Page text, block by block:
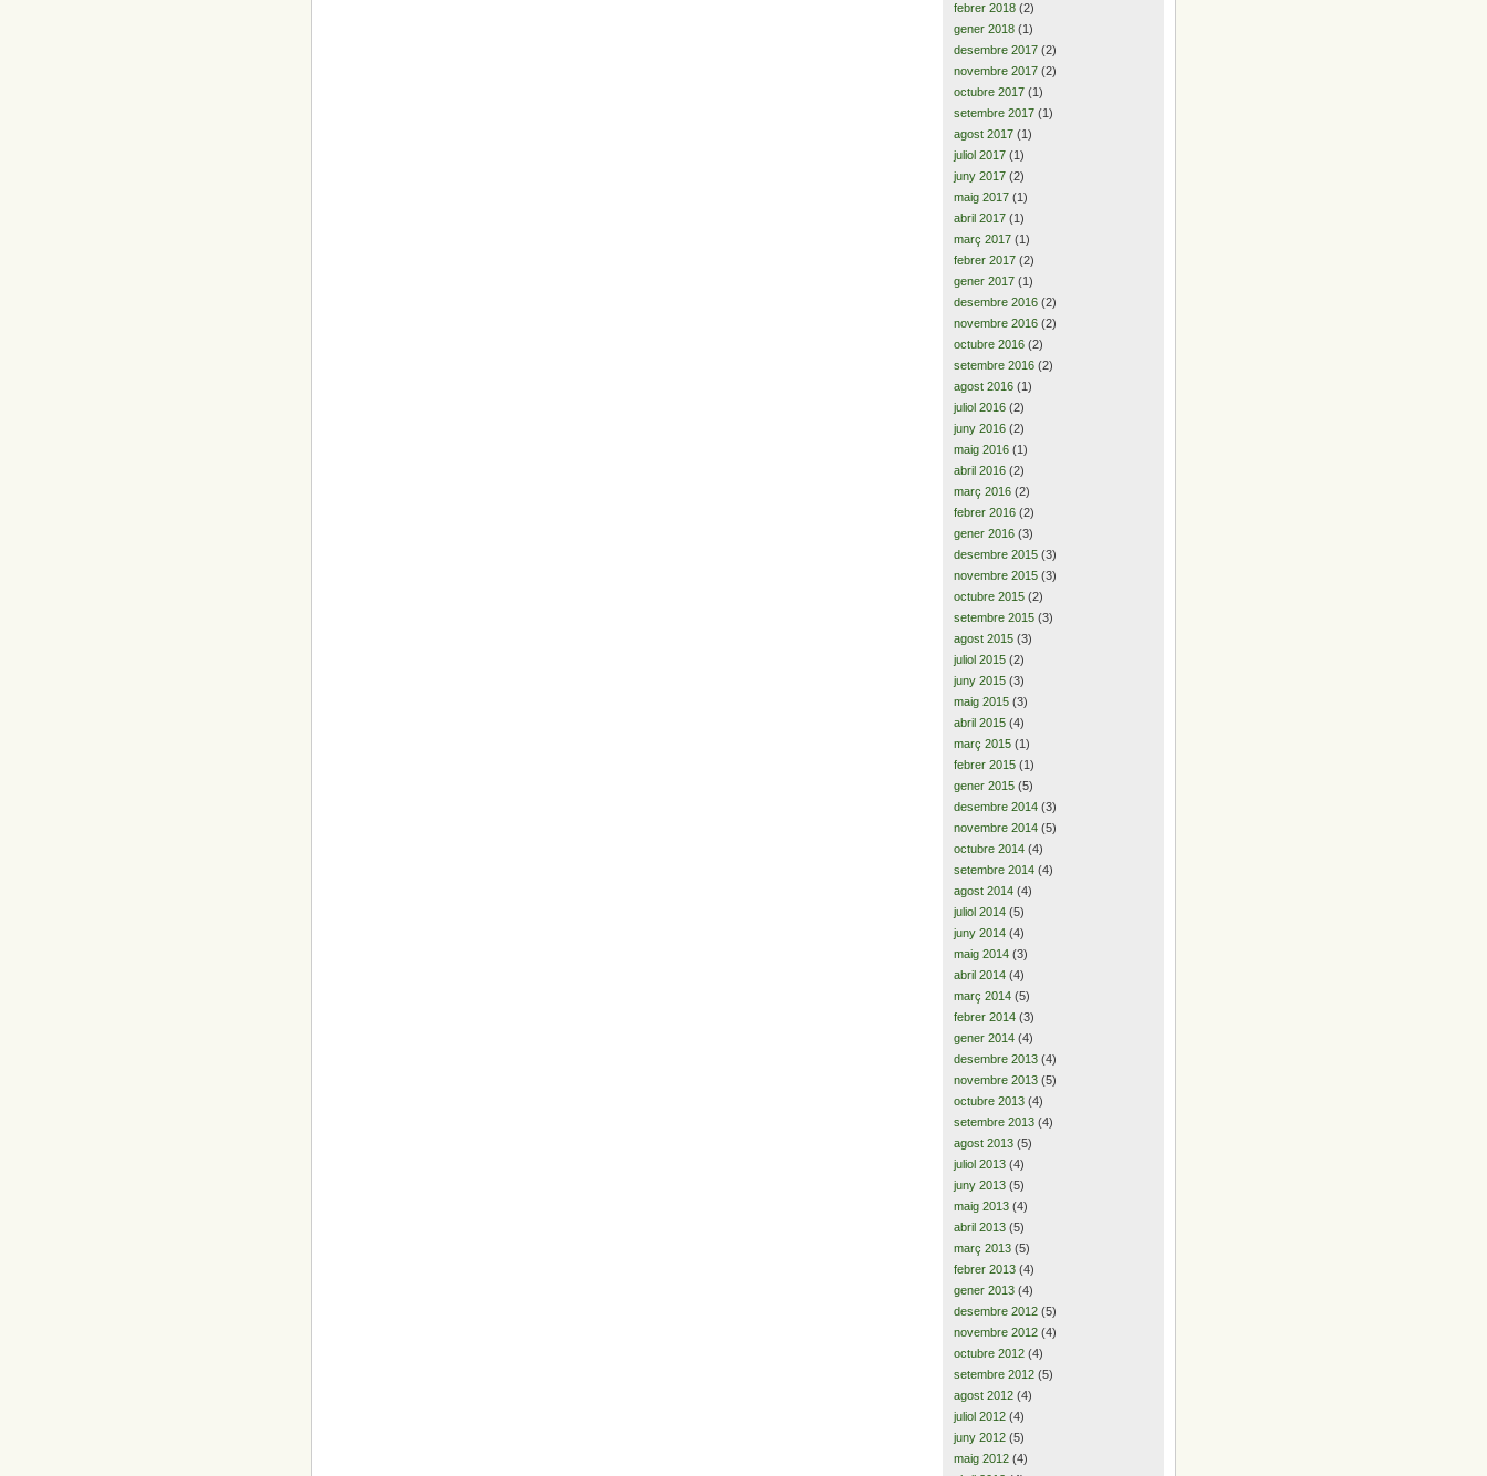
febrer 2018 (2)
gener 2018 (1)
desembre 2017 (2)
novembre 2017 (2)
octubre 2017 (1)
setembre 2017 (1)
agost 2017 (1)
juliol 2017 (1)
juny 2017 (2)
maig 2017 (1)
abril 2017 (1)
març 2017 (1)
febrer 2017 (2)
gener 2017 (1)
desembre 2016 (2)
novembre 2016 (2)
octubre 2016 (2)
setembre 2016 (2)
agost 2016 (1)
juliol 2016 (2)
juny 2016 (2)
maig 2016 (1)
abril 2016 (2)
març 2016 (2)
febrer 2016 (2)
gener 2016 (3)
desembre 2015 (3)
novembre 2015 (3)
octubre 2015 (2)
setembre 2015 (3)
agost 2015 (3)
juliol 2015 (2)
juny 2015 (3)
maig 2015 (3)
abril 2015 (4)
març 2015 (1)
febrer 2015 (1)
gener 2015 (5)
desembre 2014 (3)
novembre 2014 (5)
octubre 2014 (4)
setembre 2014 (4)
agost 2014 (4)
juliol 2014 (5)
juny 2014 (4)
maig 2014 (3)
abril 2014 (4)
març 2014 (5)
febrer 2014 (3)
gener 2014 (4)
desembre 2013 (4)
novembre 2013 (5)
octubre 2013 (4)
setembre 2013 (4)
agost 2013 (5)
juliol 2013 (4)
juny 2013 (5)
maig 2013 (4)
abril 2013 (5)
març 2013 (5)
febrer 2013 (4)
gener 2013 (4)
desembre 2012 (5)
novembre 2012 (4)
octubre 2012 (4)
setembre 2012 (5)
agost 2012 (4)
juliol 2012 (4)
juny 2012 (5)
maig 2012 (4)